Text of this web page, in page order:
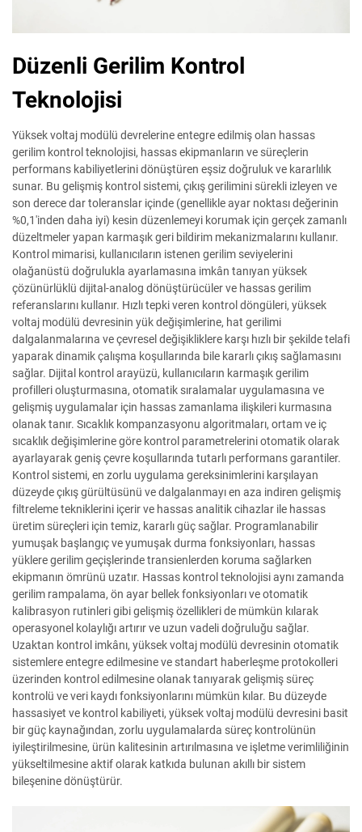
Düzenli Gerilim Kontrol
Teknolojisi
Yüksek voltaj modülü devrelerine entegre edilmiş olan hassas
gerilim kontrol teknolojisi, hassas ekipmanların ve süreçlerin
performans kabiliyetlerini dönüştüren eşsiz doğruluk ve kararlılık
sunar. Bu gelişmiş kontrol sistemi, çıkış gerilimini sürekli izleyen ve
son derece dar toleranslar içinde (genellikle ayar noktası değerinin
%0,1'inden daha iyi) kesin düzenlemeyi korumak için gerçek zamanlı
düzeltmeler yapan karmaşık geri bildirim mekanizmalarını kullanır.
Kontrol mimarisi, kullanıcıların istenen gerilim seviyelerini
olağanüstü doğrulukla ayarlamasına imkân tanıyan yüksek
çözünürlüklü dijital-analog dönüştürücüler ve hassas gerilim
referanslarını kullanır. Hızlı tepki veren kontrol döngüleri, yüksek
voltaj modülü devresinin yük değişimlerine, hat gerilimi
dalgalanmalarına ve çevresel değişikliklere karşı hızlı bir şekilde telafi
yaparak dinamik çalışma koşullarında bile kararlı çıkış sağlamasını
sağlar. Dijital kontrol arayüzü, kullanıcıların karmaşık gerilim
profilleri oluşturmasına, otomatik sıralamalar uygulamasına ve
gelişmiş uygulamalar için hassas zamanlama ilişkileri kurmasına
olanak tanır. Sıcaklık kompanzasyonu algoritmaları, ortam ve iç
sıcaklık değişimlerine göre kontrol parametrelerini otomatik olarak
ayarlayarak geniş çevre koşullarında tutarlı performans garantiler.
Kontrol sistemi, en zorlu uygulama gereksinimlerini karşılayan
düzeyde çıkış gürültüsünü ve dalgalanmayı en aza indiren gelişmiş
filtreleme tekniklerini içerir ve hassas analitik cihazlar ile hassas
üretim süreçleri için temiz, kararlı güç sağlar. Programlanabilir
yumuşak başlangıç ve yumuşak durma fonksiyonları, hassas
yüklere gerilim geçişlerinde transienlerden koruma sağlarken
ekipmanın ömrünü uzatır. Hassas kontrol teknolojisi aynı zamanda
gerilim rampalama, ön ayar bellek fonksiyonları ve otomatik
kalibrasyon rutinleri gibi gelişmiş özellikleri de mümkün kılarak
operasyonel kolaylığı artırır ve uzun vadeli doğruluğu sağlar.
Uzaktan kontrol imkânı, yüksek voltaj modülü devresinin otomatik
sistemlere entegre edilmesine ve standart haberleşme protokolleri
üzerinden kontrol edilmesine olanak tanıyarak gelişmiş süreç
kontrolü ve veri kaydı fonksiyonlarını mümkün kılar. Bu düzeyde
hassasiyet ve kontrol kabiliyeti, yüksek voltaj modülü devresini basit
bir güç kaynağından, zorlu uygulamalarda süreç kontrolünün
iyileştirilmesine, ürün kalitesinin artırılmasına ve işletme verimliliğinin
yükseltilmesine aktif olarak katkıda bulunan akıllı bir sistem
bileşenine dönüştürür.